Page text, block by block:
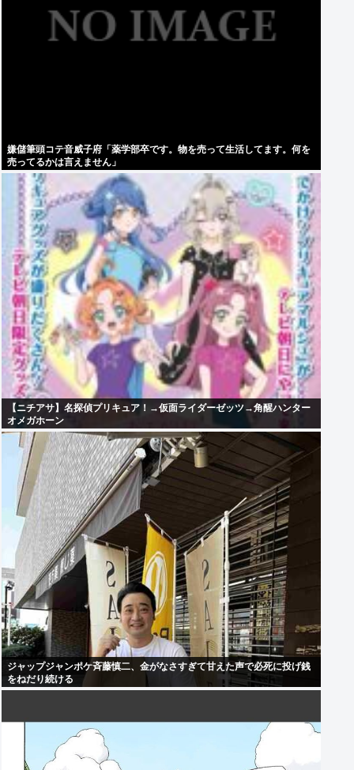
嫌儲筆頭コテ音威子府「薬学部卒です。物を売って生活してます。何を
売ってるかは言えません」
【ニチアサ】名探偵プリキュア！→仮面ライダーゼッツ→角醒ハンター
オメガホーン
ジャップジャンポケ斉藤慎二、金がなさすぎて甘えた声で必死に投げ銭
をねだり続ける